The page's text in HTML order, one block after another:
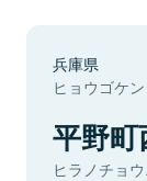
兵庫県
ヒョウゴケン
平野町
ヒラノチョ